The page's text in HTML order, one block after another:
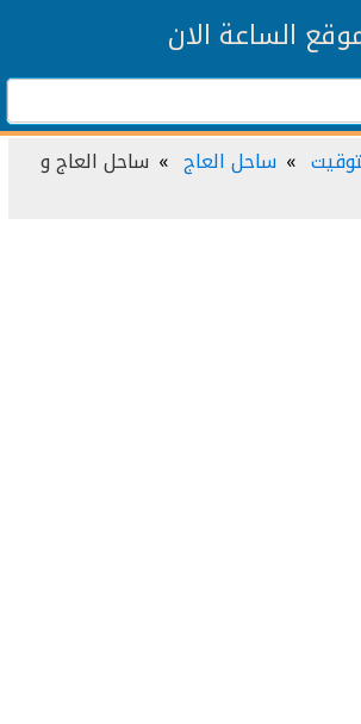
الساعة الان
ساحل العاج
ساحل العاج و